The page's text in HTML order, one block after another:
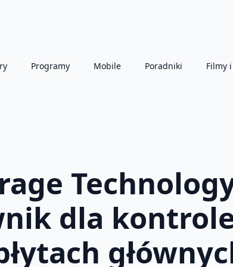
Programy Mobile Poradniki Filmy
dla